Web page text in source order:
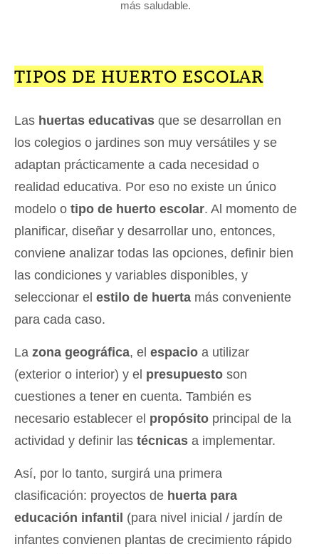
más saludable.
TIPOS DE HUERTO ESCOLAR
Las huertas educativas que se desarrollan en
los colegios o jardines son muy versátiles y se
adaptan prácticamente a cada necesidad o
realidad educativa. Por eso no existe un único
modelo o tipo de huerto escolar. Al momento de
planificar, diseñar y desarrollar uno, entonces,
conviene analizar todas las opciones, definir bien
las condiciones y variables disponibles, y
seleccionar el estilo de huerta más conveniente
para cada caso.
La zona geográfica, el espacio a utilizar
(exterior o interior) y el presupuesto son
cuestiones a tener en cuenta. También es
necesario establecer el propósito principal de la
actividad y definir las técnicas a implementar.
Así, por lo tanto, surgirá una primera
clasificación: proyectos de huerta para
educación infantil (para nivel inicial / jardín de
infantes convienen plantas de crecimiento rápido